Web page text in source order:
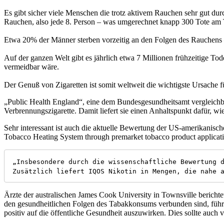
Es gibt sicher viele Menschen die trotz aktivem Rauchen sehr gut
Rauchen, also jede 8. Person – was umgerechnet knapp 300 Tote
Etwa 20% der Männer sterben vorzeitig an den Folgen des
Auf der ganzen Welt gibt es jährlich etwa 7 Millionen frühzeitige
vermeidbar wäre.
Der Genuß von Zigaretten ist somit weltweit die wichtigste Ursache
„Public Health England“, eine dem Bundesgesundheitsamt
Verbrennungszigarette. Damit liefert sie einen Anhaltspunkt dafür,
Sehr interessant ist auch die aktuelle Bewertung der US-
Tobacco Heating System through premarket tobacco product
„Insbesondere durch die wissenschaftliche
Zusätzlich liefert IQOS Nikotin in Mengen, die nahe
Ärzte der australischen James Cook University in Townsville
den gesundheitlichen Folgen des Tabakkonsums verbunden sind,
positiv auf die öffentliche Gesundheit auszuwirken. Dies sollte